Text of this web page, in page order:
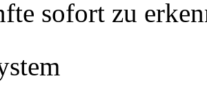
sofort zu